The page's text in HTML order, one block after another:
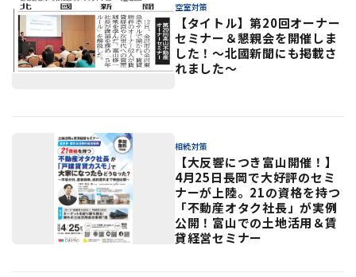
空室対策
【タイトル】第20回オーナー
セミナー＆懇親会を開催しま
した！〜北國新聞にも掲載さ
れました〜
相続対策
【大反響につき富山開催！】
4月25日長岡で大好評のセミ
ナーが上陸。21の資格を持つ
「不動産オタク社長」が実例
公開！富山での土地活用＆賃
貸経営セミナー